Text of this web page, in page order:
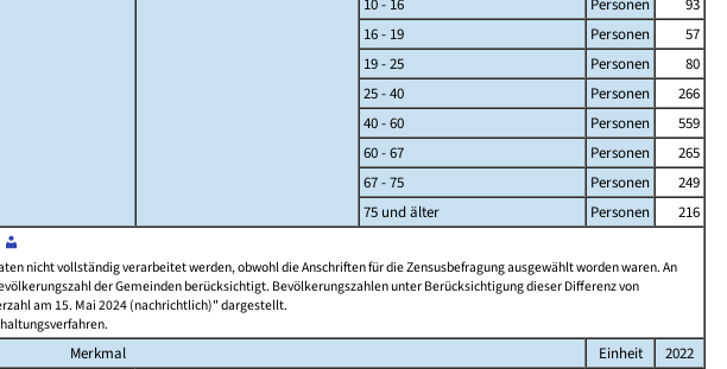
16 - 19
Personen
57
19 - 25
Personen
80
25 - 40
Personen
266
40 - 60
Personen
559
60 - 67
Personen
265
67 - 75
Personen
249
75 und älter
Personen
216
nicht vollständig verarbeitet werden, obwohl die Anschriften für die Zensusbefragung ausgewählt worden waren. An
der Gemeinden berücksichtigt. Bevölkerungszahlen unter Berücksichtigung dieser Differenz von
am 15. Mai 2024 (nachrichtlich)" dargestellt.
Merkmal Einheit
2022